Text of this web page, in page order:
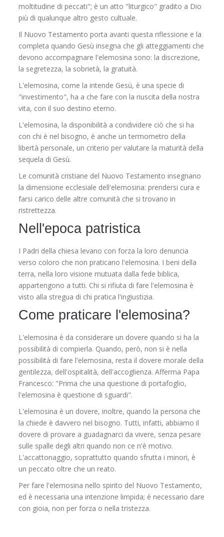
moltitudine di peccati"; è un atto "liturgico" gradito a Dio
più di qualunque altro gesto cultuale.
Il Nuovo Testamento porta avanti questa riflessione e la
completa quando Gesù insegna che gli atteggiamenti che
devono accompagnare l'elemosina sono: la discrezione,
la segretezza, la sobrietà, la gratuità.
L'elemosina, come la intende Gesù, è una specie di
"investimento", ha a che fare con la riuscita della nostra
vita, con il suo destino eterno.
L'elemosina, la disponibilità a condividere ciò che si ha
con chi è nel bisogno, è anche un termometro della
libertà personale, un criterio per valutare la maturità della
sequela di Gesù.
Le comunità cristiane del Nuovo Testamento insegnano
la dimensione ecclesiale dell'elemosina: prendersi cura e
farsi carico delle altre comunità che si trovano in
ristrettezza.
Nell'epoca patristica
I Padri della chiesa levano con forza la loro denuncia
verso coloro che non praticano l'elemosina. I beni della
terra, nella loro visione mutuata dalla fede biblica,
appartengono a tutti. Chi si rifiuta di fare l'elemosina è
visto alla stregua di chi pratica l'ingiustizia.
Come praticare l'elemosina?
L'elemosina è da considerare un dovere quando si ha la
possibilità di compierla. Quando, però, non si è nella
possibilità di fare l'elemosina, resta il dovere morale della
gentilezza, dell'ospitalità, dell'accoglienza. Afferma Papa
Francesco: "Prima che una questione di portafoglio,
l'elemosina è questione di sguardi".
L'elemosina è un dovere, inoltre, quando la persona che
la chiede è davvero nel bisogno. Tutti, infatti, abbiamo il
dovere di provare a guadagnarci da vivere, senza pesare
sulle spalle degli altri quando non ce n'è motivo.
L'accattonaggio, soprattutto quando sfrutta i minori, è
un peccato oltre che un reato.
Per fare l'elemosina nello spirito del Nuovo Testamento,
ed è necessaria una intenzione limpida; è necessario dare
con gioia, non per forza o nella tristezza.